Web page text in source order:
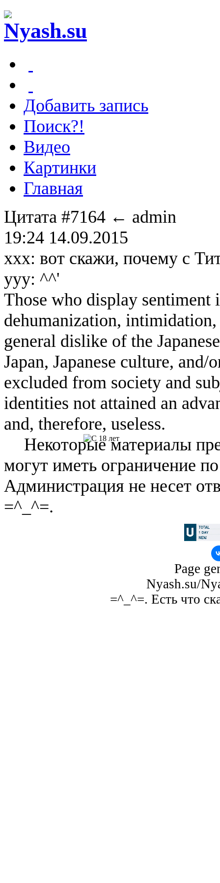
Добавить запись
Поиск?!
Видео
Картинки
Главная
Цитата #7164 ← admin
19:24 14.09.2015
xxx: вот скажи, почему с
yyy: ^^'
Those who display
dehumanization,
general dislike of the
Japan, Japanese culture, and/
excluded from society and
identities not attained an
and, therefore, useless.
Некоторые материалы
могут иметь ограничение
Администрация не несет
=^_^=.
Page
Nyash.su/
=^_^=. Есть что